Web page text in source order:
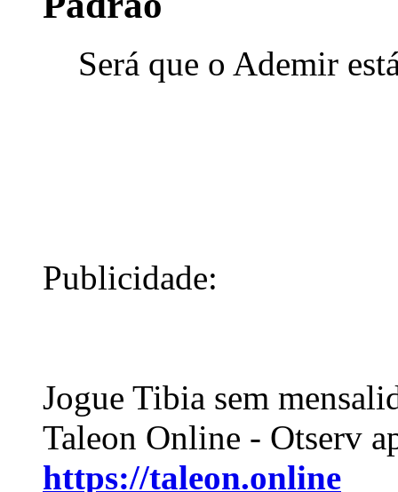
Será que o Ademir
Publicidade:
Jogue Tibia sem
Taleon Online - Otserv
https://taleon.online